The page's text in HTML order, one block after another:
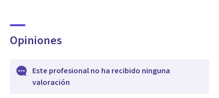
Opiniones
Este profesional no ha recibido ninguna
valoración